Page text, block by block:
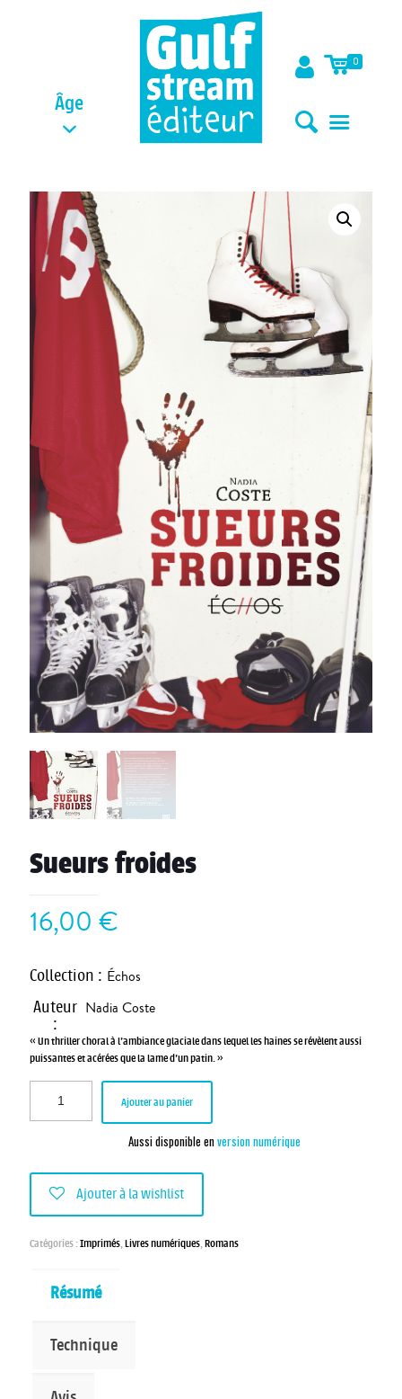
Âge
0
Sueurs froides
16,00 €
Collection : Échos
Auteur
:
Nadia Coste
« Un thriller choral à l’ambiance glaciale dans lequel les haines se révèlent aussi
puissantes et acérées que la lame d’un patin. »
Ajouter au panier
Aussi disponible enversion numérique
Ajouter à la wishlist
Catégories :Imprimés,Livres numériques,Romans
Résumé
Technique